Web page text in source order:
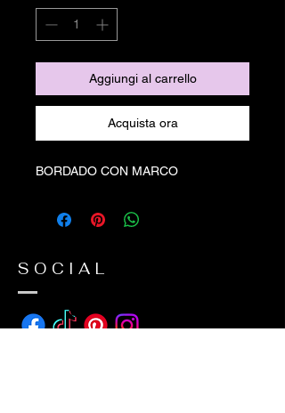
Aggiungi al carrello
Acquista ora
BORDADO CON MARCO
SOCIAL